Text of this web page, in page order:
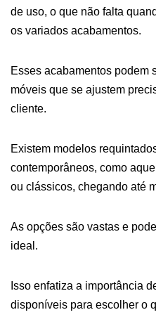
de uso, o que não falta
os variados acabamentos.
Esses acabamentos podem
móveis que se ajustem
cliente.
Existem modelos
contemporâneos, como
ou clássicos, chegando até
As opções são vastas e
ideal.
Isso enfatiza a importância
disponíveis para escolher o